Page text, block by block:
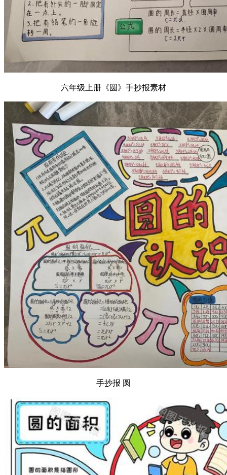
六年级上册《圆》手抄报素材
手抄报 圆